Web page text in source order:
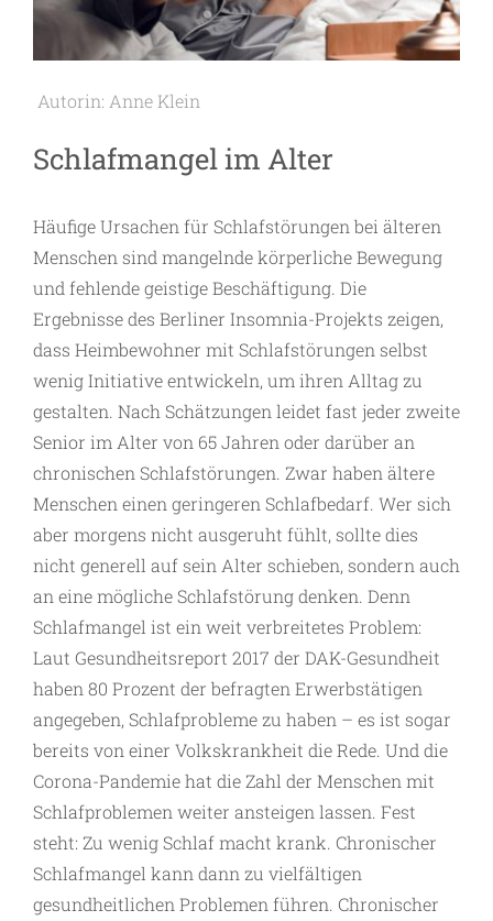
Autorin: Anne Klein
Schlafmangel im Alter
Häufige Ursachen für Schlafstörungen bei älteren
Menschen sind mangelnde körperliche Bewegung
und fehlende geistige Beschäftigung. Die
Ergebnisse des Berliner Insomnia-Projekts zeigen,
dass Heimbewohner mit Schlafstörungen selbst
wenig Initiative entwickeln, um ihren Alltag zu
gestalten. Nach Schätzungen leidet fast jeder zweite
Senior im Alter von 65 Jahren oder darüber an
chronischen Schlafstörungen. Zwar haben ältere
Menschen einen geringeren Schlafbedarf. Wer sich
aber morgens nicht ausgeruht fühlt, sollte dies
nicht generell auf sein Alter schieben, sondern auch
an eine mögliche Schlafstörung denken. Denn
Schlafmangel ist ein weit verbreitetes Problem:
Laut Gesundheitsreport 2017 der DAK-Gesundheit
haben 80 Prozent der befragten Erwerbstätigen
angegeben, Schlafprobleme zu haben – es ist sogar
bereits von einer Volkskrankheit die Rede. Und die
Corona-Pandemie hat die Zahl der Menschen mit
Schlafproblemen weiter ansteigen lassen. Fest
steht: Zu wenig Schlaf macht krank. Chronischer
Schlafmangel kann dann zu vielfältigen
gesundheitlichen Problemen führen. Chronischer